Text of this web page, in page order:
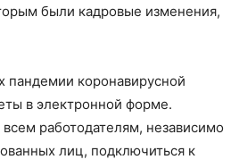
были кадровые изменения,
пандемии коронавирусной
в электронной форме.
работодателям, независимо
лиц, подключиться к